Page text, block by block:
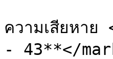
ความเสียห
- 43**</